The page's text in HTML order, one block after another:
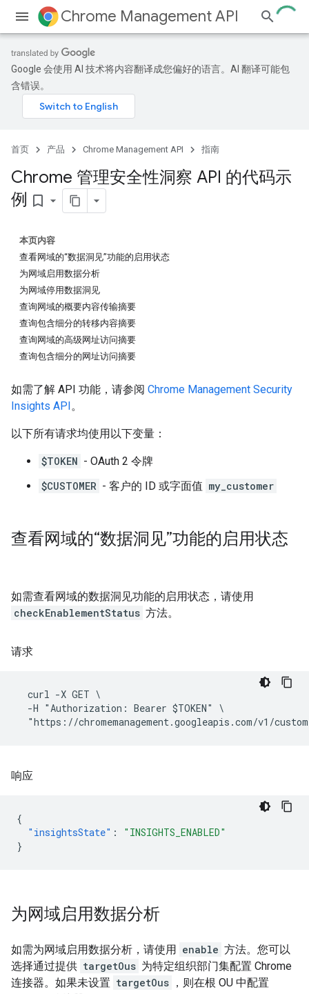
Chrome Management API
Google 会使用 AI 技术将内容翻译成您偏好的语言。AI 翻译可能包
含错误。
首页 产品 Chrome Management API 指南
Chrome 管理安全性洞察 API 的代码示
例 bookmark_border
本页内容
查看网域的“数据洞见”功能的启用状态
为网域启用数据分析
为网域停用数据洞见
查询网域的概要内容传输摘要
查询包含细分的转移内容摘要
查询网域的高级网址访问摘要
查询包含细分的网址访问摘要
如需了解 API 功能，请参阅 Chrome Management Security
Insights API。
以下所有请求均使用以下变量：
$TOKEN - OAuth 2 令牌
$CUSTOMER - 客户的 ID 或字面值 my_customer
查看网域的“数据洞见”功能的启用状态
如需查看网域的数据洞见功能的启用状态，请使用
checkEnablementStatus 方法。
请求
  curl -X GET \
  -H "Authorization: Bearer $TOKEN" \
响应
{
"insightsState" :
"INSIGHTS_ENABLED"
}
为网域启用数据分析
如需为网域启用数据分析，请使用 enable 方法。您可以
选择通过提供 targetOus 为特定组织部门集配置 Chrome
连接器。如果未设置 targetOus ，则在根 OU 中配置